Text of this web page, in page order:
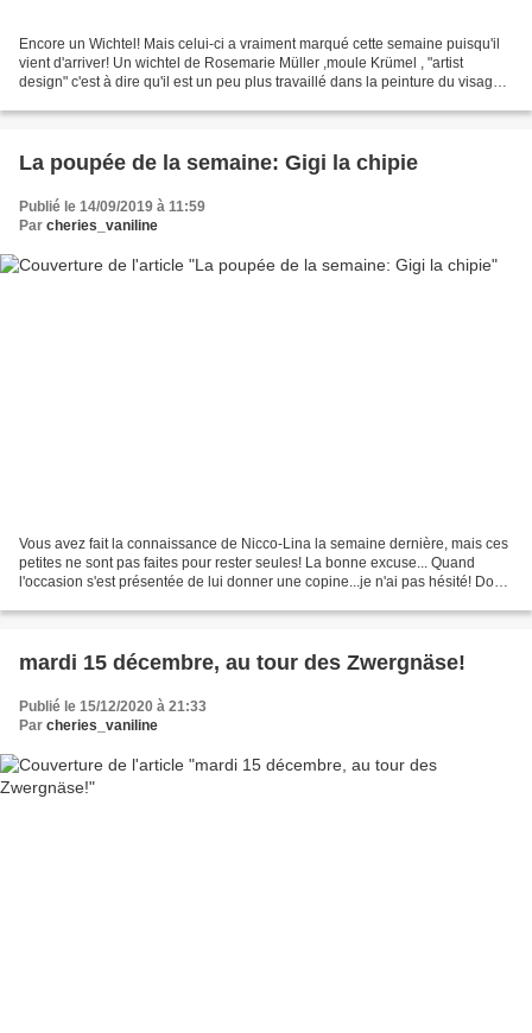
Encore un Wichtel! Mais celui-ci a vraiment marqué cette semaine puisqu'il
vient d'arriver! Un wichtel de Rosemarie Müller ,moule Krümel , "artist
design" c'est à dire qu'il est un peu plus travaillé dans la peinture du visage...
La poupée de la semaine: Gigi la chipie
Publié le 14/09/2019 à 11:59
Par cheries_vaniline
Vous avez fait la connaissance de Nicco-Lina la semaine dernière, mais ces
petites ne sont pas faites pour rester seules! La bonne excuse... Quand
l'occasion s'est présentée de lui donner une copine...je n'ai pas hésité! Donc
mardi 15 décembre, au tour des Zwergnäse!
Publié le 15/12/2020 à 21:33
Par cheries_vaniline